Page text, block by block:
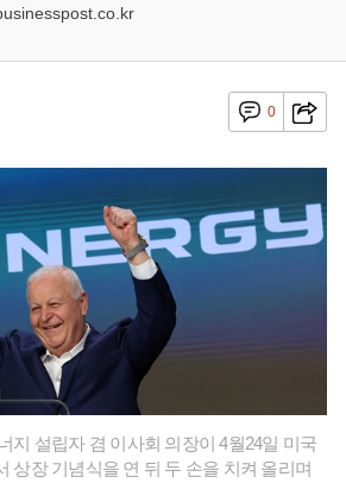
0
지 설립자 겸 이사회 의장이 4월24일 미국
상장 기념식을 연 뒤 두 손을 치켜 올리며